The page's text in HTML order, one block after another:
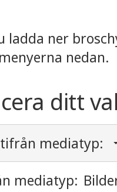
ladda ner
nedan.
ditt val
mediatyp:
mediatyp: